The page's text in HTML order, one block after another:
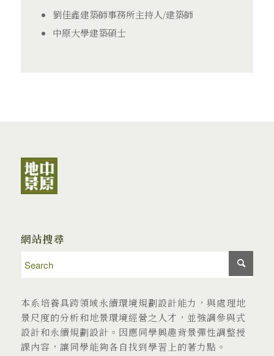
劉佳鑫建築師事務所主持人/建築師
中原大學建築碩士
網站搜尋
本系培養具跨領域永續環境規劃設計能力，與處理地
景尺度的分析和地景環境經營之人才，並強調參與式
設計和永續規劃設計。因應同學興趣背景彈性調整授
課內容，讓同學能夠各自找到學習上的著力點。